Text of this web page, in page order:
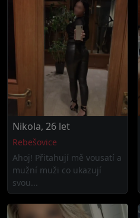
Nikola, 26 let
Rebešovice
Ahoj! Přitahují mě vousatí a
mužní muži co ukazují
svou...